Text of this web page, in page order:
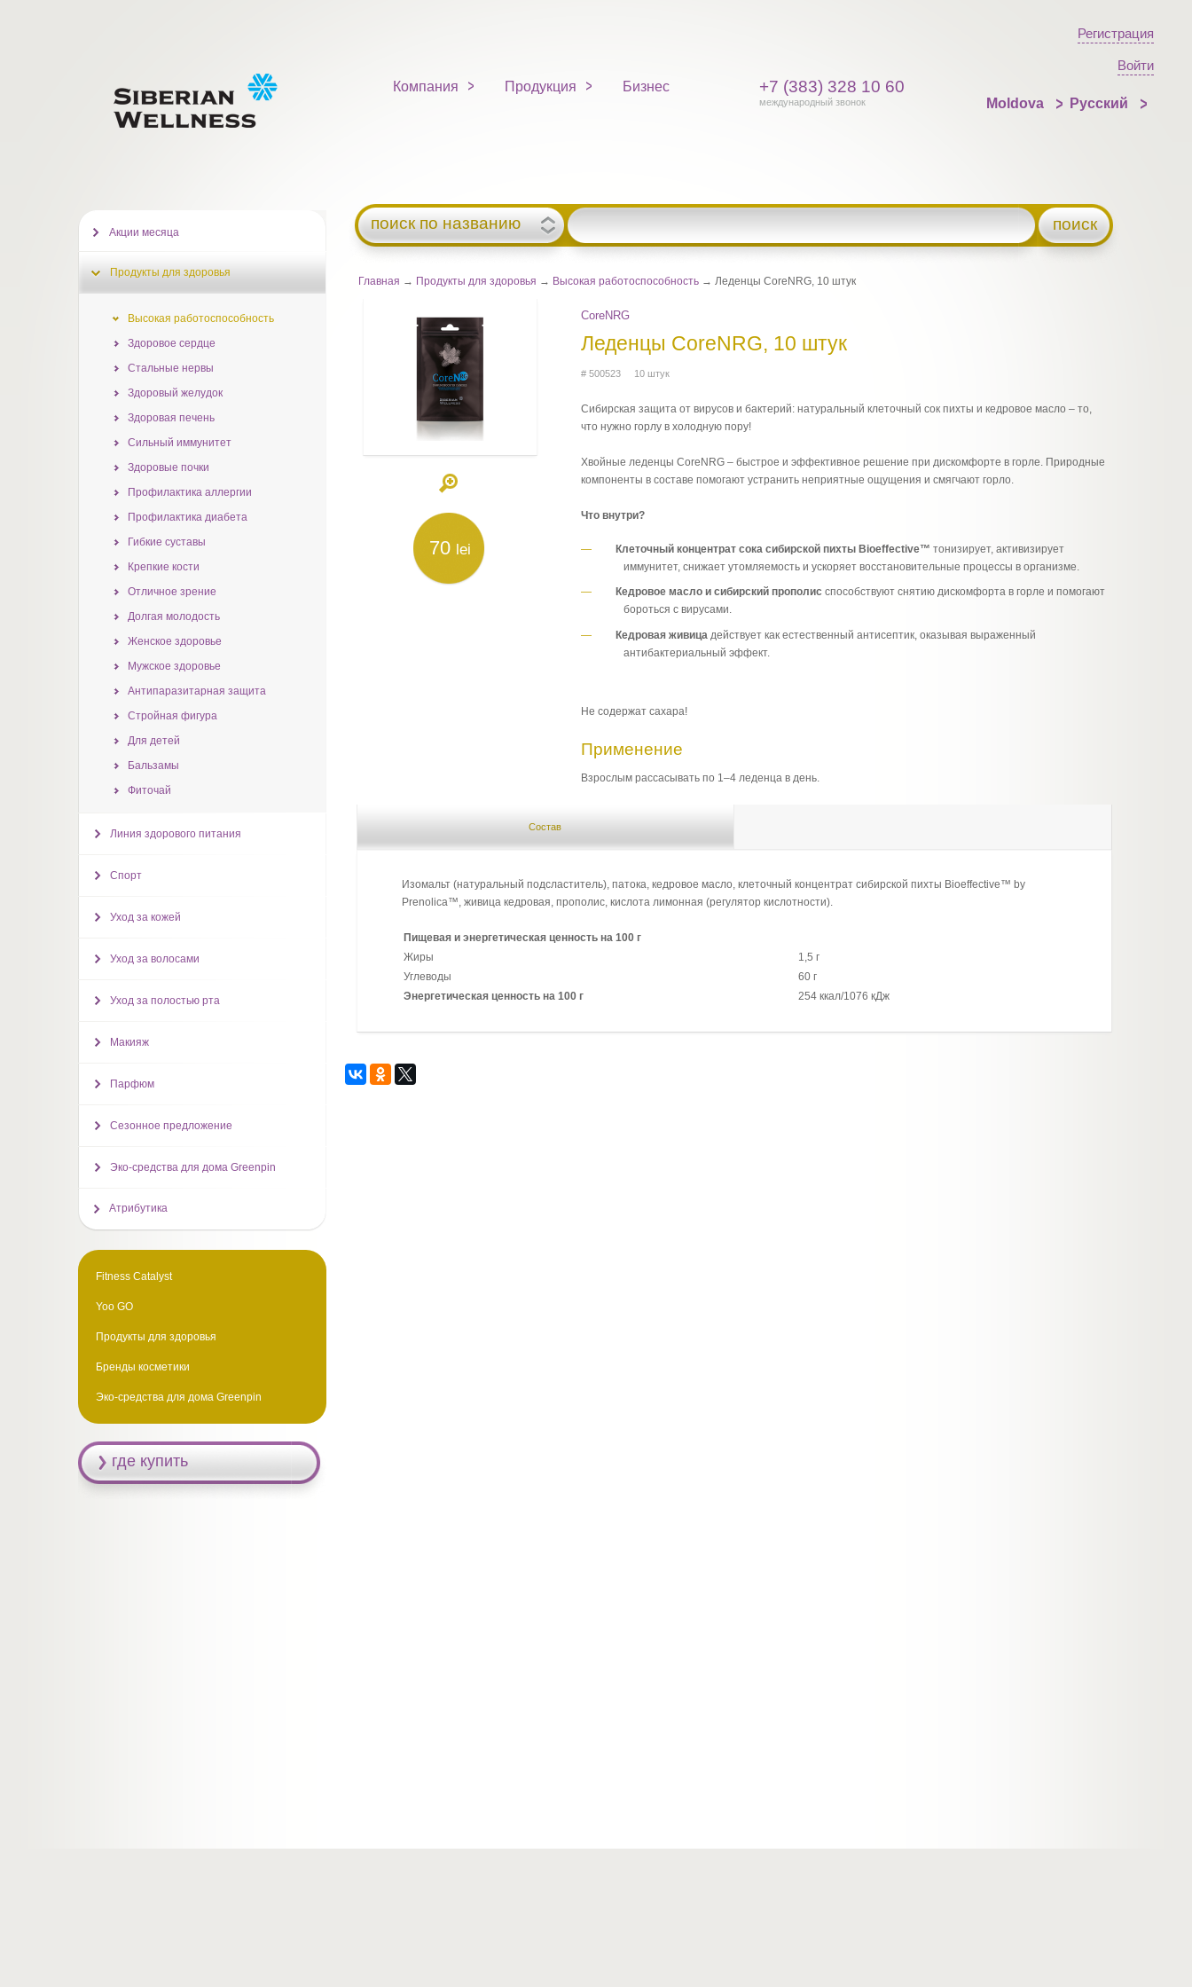
Компания Продукция Бизнес +7 (383) 328 10 60
международный звонок
Регистрация
Войти
Moldova Русский
поиск по названию поиск
Главная → Продукты для здоровья → Высокая работоспособность → Леденцы CoreNRG, 10 штук
70 lei
CoreNRG
Леденцы CoreNRG, 10 штук
# 500523 10 штук
Сибирская защита от вирусов и бактерий: натуральный клеточный сок пихты и кедровое масло – то,
что нужно горлу в холодную пору!
Хвойные леденцы CoreNRG – быстрое и эффективное решение при дискомфорте в горле. Природные
компоненты в составе помогают устранить неприятные ощущения и смягчают горло.
Что внутри?
Клеточный концентрат сока сибирской пихты Bioeffective™ тонизирует, активизирует
иммунитет, снижает утомляемость и ускоряет восстановительные процессы в организме.
Кедровое масло и сибирский прополис способствуют снятию дискомфорта в горле и помогают
бороться с вирусами.
Кедровая живица действует как естественный антисептик, оказывая выраженный
антибактериальный эффект.
Не содержат сахара!
Применение
Взрослым рассасывать по 1–4 леденца в день.
Состав
Изомальт (натуральный подсластитель), патока, кедровое масло, клеточный концентрат сибирской пихты Bioeffective™ by
Prenolica™, живица кедровая, прополис, кислота лимонная (регулятор кислотности).
Пищевая и энергетическая ценность на 100 г
Жиры
1,5 г
Углеводы
60 г
Энергетическая ценность на 100 г
254 ккал/1076 кДж
Акции месяца
Продукты для здоровья
Высокая работоспособность
Здоровое сердце
Стальные нервы
Здоровый желудок
Здоровая печень
Сильный иммунитет
Здоровые почки
Профилактика аллергии
Профилактика диабета
Гибкие суставы
Крепкие кости
Отличное зрение
Долгая молодость
Женское здоровье
Мужское здоровье
Антипаразитарная защита
Стройная фигура
Для детей
Бальзамы
Фиточай
Линия здорового питания
Спорт
Уход за кожей
Уход за волосами
Уход за полостью рта
Макияж
Парфюм
Сезонное предложение
Эко-средства для дома Greenpin
Атрибутика
Fitness Catalyst
Yoo GO
Продукты для здоровья
Бренды косметики
Эко-средства для дома Greenpin
где купить